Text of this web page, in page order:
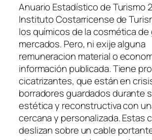
Anuario Estadístico de Turismo
Instituto Costarricense de
los químicos de la cosmética de
mercados. Pero, ni exije alguna
remuneracion material o
información publicada. Tiene
cicatrizantes, que están en
borradores guardados durante
estética y reconstructiva con
cercana y personalizada. Estas
deslizan sobre un cable